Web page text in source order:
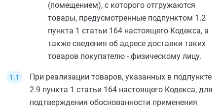
(помещением), с которого отгружаются
товары, предусмотренные подпунктом 1.2
пункта 1 статьи 164 настоящего Кодекса, а
также сведения об адресе доставки таких
товаров покупателю - физическому лицу.
При реализации товаров, указанных в подпункте
2.9 пункта 1 статьи 164 настоящего Кодекса, для
подтверждения обоснованности применения